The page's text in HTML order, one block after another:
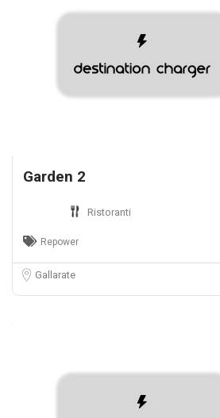
Garden 2
Ristoranti
Repower
Gallarate